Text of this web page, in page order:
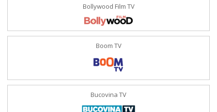
Bollywood Film TV
Boom TV
Bucovina TV